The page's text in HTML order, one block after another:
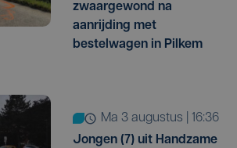
zwaargewond na
aanrijding met
bestelwagen in Pilkem
ma 3 augustus | 16:36
Jongen (7) uit Handzame